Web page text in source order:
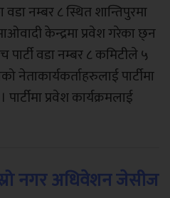
नम्बर ८ स्थित शान्तिपुरमा
केन्द्रमा प्रवेश गरेका छ्न
पार्टी वडा नम्बर ८ कमिटीले ५
नेताकार्यकर्ताहरुलाई पार्टीमा
प्रवेश कार्यक्रमलाई
नगर अधिवेशन जेसीज